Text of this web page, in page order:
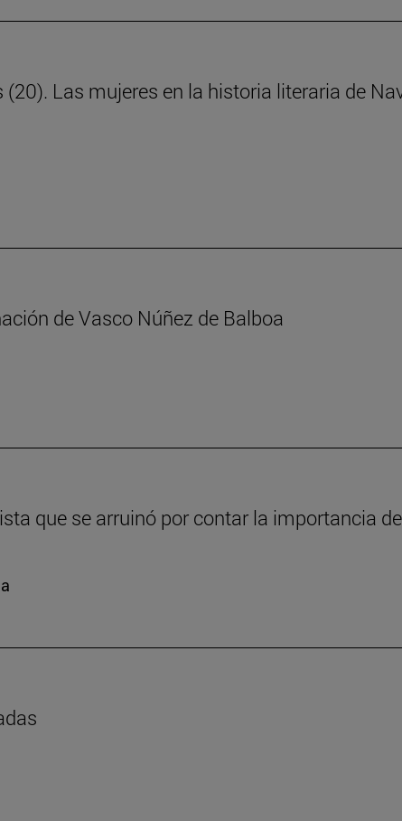
(20). Las mujeres en la historia literaria de
de Vasco Núñez de Balboa
que se arruinó por contar la importancia